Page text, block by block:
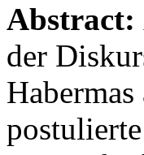
Abstract:
der